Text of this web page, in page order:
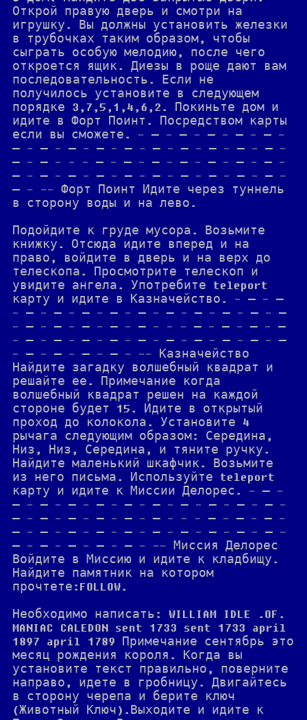
Открой правую дверь и смотри на
игрушку. Вы должны установить железки
в трубочках таким образом, чтобы
сыграть особую мелодию, после чего
откроется ящик. Диезы в роще дают вам
последовательность. Если не
получилось установите в следующем
порядке 3,7,5,1,4,6,2. Покиньте дом и
идите в Форт Поинт. Посредством карты
если вы сможете. - — - — - — - — - — -
— - — - — - — - — - — - — - — - — - — -
— - — - - - — - — - — - — - — - — - — -
— - — - — - — - — - — - — - — - — - — -
— - -- Форт Поинт Идите через туннель
в сторону воды и на лево.
Подойдите к груде мусора. Возьмите
книжку. Отсюда идите вперед и на
право, войдите в дверь и на верх до
телескопа. Просмотрите телескоп и
увидите ангела. Употребите teleport
карту и идите в Казначейство. - — - —
- — - — - — - — - — - — - — - — - — - —
- — - — - — - — - — - - - — - — - — - —
- — - — - — - — - — - — - — - — - — - —
- — - — - — - — - -- Казначейство
Найдите загадку волшебный квадрат и
решайте ее. Примечание когда
волшебный квадрат решен на каждой
стороне будет 15. Идите в открытый
проход до колокола. Установите 4
рычага следующим образом: Середина,
Низ, Низ, Середина, и тяните ручку.
Найдите маленький шкафчик. Возьмите
из него письма. Используйте teleport
карту и идите к Миссии Делорес. - — -
— - — - — - — - — - — - — - — - — - — -
— - — - — - — - — - — - - - — - — - — -
— - — - — - — - — - — - — - — - — - — -
— - — - — - — - — - -- Миссия Делорес
Войдите в Миссию и идите к кладбищу.
Найдите памятник на котором
прочтете:FOLLOW.
Необходимо написать: WILLIAM IDLE .OF.
MANIAC CALEDON sent 1733 sent 1733 april
1897 april 1789 Примечание сентябрь это
месяц рождения короля. Когда вы
установите текст правильно, поверните
направо, идете в гробницу. Двигайтесь
в сторону черепа и берите ключ
(Животный Ключ).Выходите и идите к